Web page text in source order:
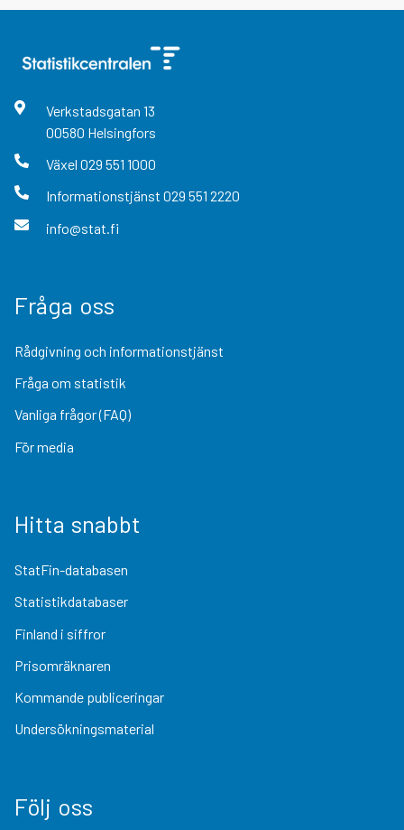
Verkstadsgatan 13
00580 Helsingfors
Växel 029 551 1000
Informationstjänst 029 551 2220
info@stat.fi
Fråga oss
Rådgivning och informationstjänst
Fråga om statistik
Vanliga frågor (FAQ)
För media
Hitta snabbt
StatFin-databasen
Statistikdatabaser
Finland i siffror
Prisomräknaren
Kommande publiceringar
Undersökningsmaterial
Följ oss